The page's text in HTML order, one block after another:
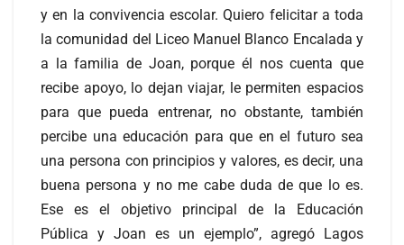
y en la convivencia escolar. Quiero felicitar a toda
la comunidad del Liceo Manuel Blanco Encalada y
a la familia de Joan, porque él nos cuenta que
recibe apoyo, lo dejan viajar, le permiten espacios
para que pueda entrenar, no obstante, también
percibe una educación para que en el futuro sea
una persona con principios y valores, es decir, una
buena persona y no me cabe duda de que lo es.
Ese es el objetivo principal de la Educación
Pública y Joan es un ejemplo”, agregó Lagos